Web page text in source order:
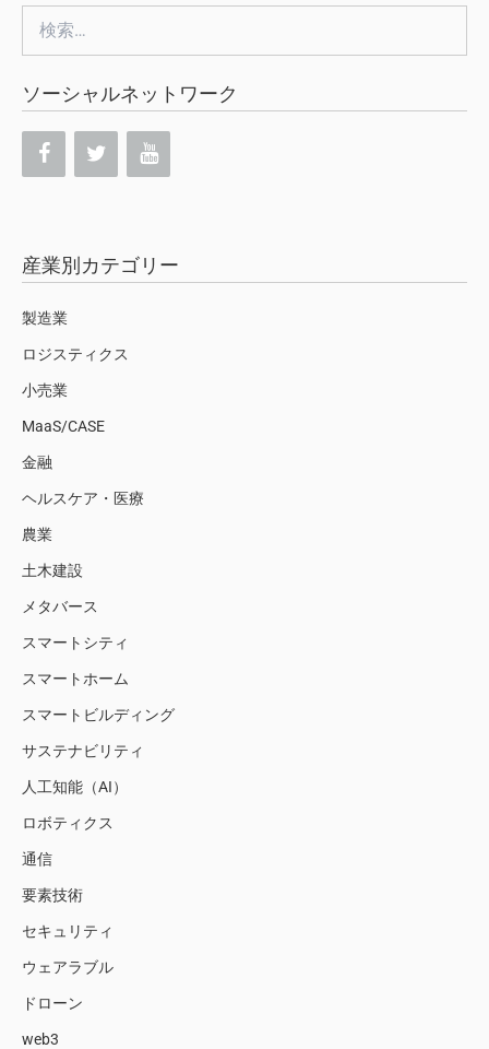
索:
ソーシャルネットワーク
産業別カテゴリー
製造業
ロジスティクス
小売業
MaaS/CASE
金融
ヘルスケア・医療
農業
土木建設
メタバース
スマートシティ
スマートホーム
スマートビルディング
サステナビリティ
人工知能（AI）
ロボティクス
通信
要素技術
セキュリティ
ウェアラブル
ドローン
web3